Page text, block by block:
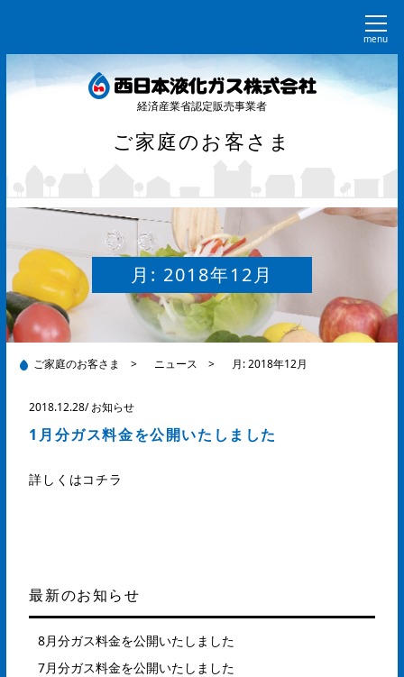
menu
経済産業省認定販売事業者
ご家庭のお客さま
月: 2018年12月
ご家庭のお客さま > ニュース > 月:2018年12月
2018.12.28/お知らせ
1月分ガス料金を公開いたしました
詳しくはコチラ
最新のお知らせ
8月分ガス料金を公開いたしました
7月分ガス料金を公開いたしました